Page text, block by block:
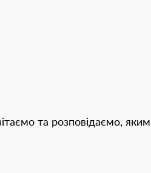
та розповідаємо,